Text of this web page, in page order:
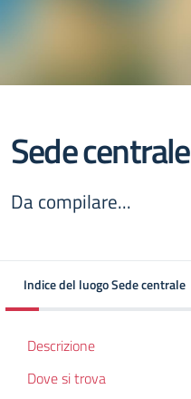
Sede centrale
Da compilare...
Indice del luogo Sede centrale
Descrizione
Dove si trova